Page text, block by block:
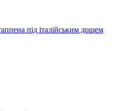
під італійським дощем